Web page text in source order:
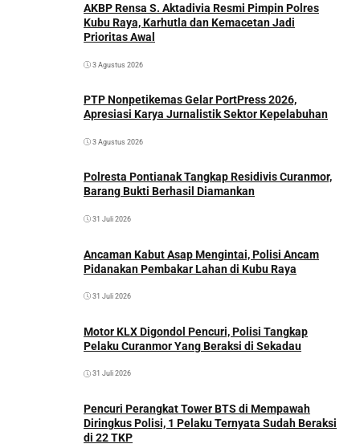
AKBP Rensa S. Aktadivia Resmi Pimpin Polres
Kubu Raya, Karhutla dan Kemacetan Jadi
Prioritas Awal
3 Agustus 2026
PTP Nonpetikemas Gelar PortPress 2026,
Apresiasi Karya Jurnalistik Sektor Kepelabuhan
3 Agustus 2026
Polresta Pontianak Tangkap Residivis Curanmor,
Barang Bukti Berhasil Diamankan
31 Juli 2026
Ancaman Kabut Asap Mengintai, Polisi Ancam
Pidanakan Pembakar Lahan di Kubu Raya
31 Juli 2026
Motor KLX Digondol Pencuri, Polisi Tangkap
Pelaku Curanmor Yang Beraksi di Sekadau
31 Juli 2026
Pencuri Perangkat Tower BTS di Mempawah
Diringkus Polisi, 1 Pelaku Ternyata Sudah Beraksi
di 22 TKP